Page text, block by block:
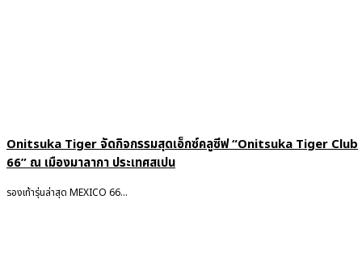
Onitsuka Tiger จัดกิจกรรมสุดเอ็กซ์คลูซีฟ “Onitsuka Tiger Club
66” ณ เมืองมาลากา ประเทศสเปน
รองเท้ารุ่นล่าสุด MEXICO 66...